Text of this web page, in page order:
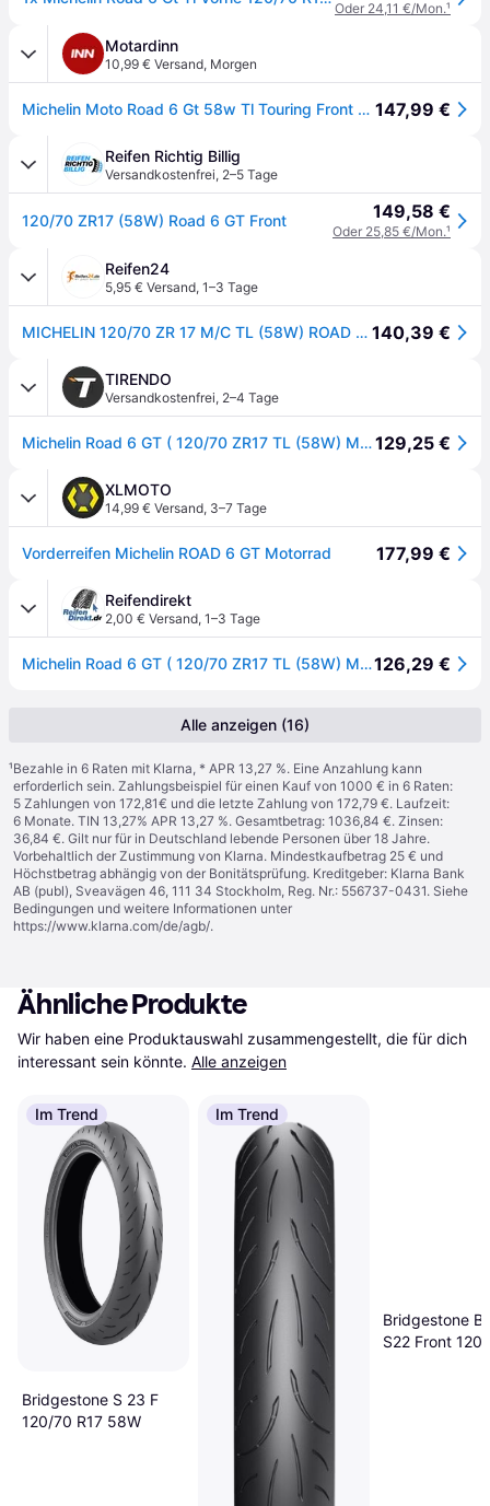
Oder 24,11 €/Mon.¹
Motardinn
10,99 € Versand, Morgen
Michelin Moto Road 6 Gt 58w Tl Touring Front Tire Schwarz 120 / 70 / R17 147,99 €
Reifen Richtig Billig
Versandkostenfrei, 2–5 Tage
120/70 ZR17 (58W) Road 6 GT Front 149,58 €
Oder 25,85 €/Mon.¹
Reifen24
5,95 € Versand, 1–3 Tage
MICHELIN 120/70 ZR 17 M/C TL (58W) ROAD 6 GT 140,39 €
TIRENDO
Versandkostenfrei, 2–4 Tage
Michelin Road 6 GT ( 120/70 ZR17 TL (58W) M/C, Variante GT, Vorderrad )129,25 €
XLMOTO
14,99 € Versand, 3–7 Tage
Vorderreifen Michelin ROAD 6 GT Motorrad 177,99 €
Reifendirekt
2,00 € Versand, 1–3 Tage
Michelin Road 6 GT ( 120/70 ZR17 TL (58W) M/C, Variante GT, Vorderrad )126,29 €
Alle anzeigen (16)
¹Bezahle in 6 Raten mit Klarna, * APR 13,27 %. Eine Anzahlung kann
erforderlich sein. Zahlungsbeispiel für einen Kauf von 1000 € in 6 Raten:
5 Zahlungen von 172,81€ und die letzte Zahlung von 172,79 €. Laufzeit:
6 Monate. TIN 13,27% APR 13,27 %. Gesamtbetrag: 1036,84 €. Zinsen:
36,84 €. Gilt nur für in Deutschland lebende Personen über 18 Jahre.
Vorbehaltlich der Zustimmung von Klarna. Mindestkaufbetrag 25 € und
Höchstbetrag abhängig von der Bonitätsprüfung. Kreditgeber: Klarna Bank
AB (publ), Sveavägen 46, 111 34 Stockholm, Reg. Nr.: 556737-0431. Siehe
Bedingungen und weitere Informationen unter
https://www.klarna.com/de/agb/.
Ähnliche Produkte
Wir haben eine Produktauswahl zusammengestellt, die für dich
interessant sein könnte. Alle anzeigen
Im Trend
Bridgestone S 23 F
120/70 R17 58W
Im Trend
Bridgestone
S22 Front